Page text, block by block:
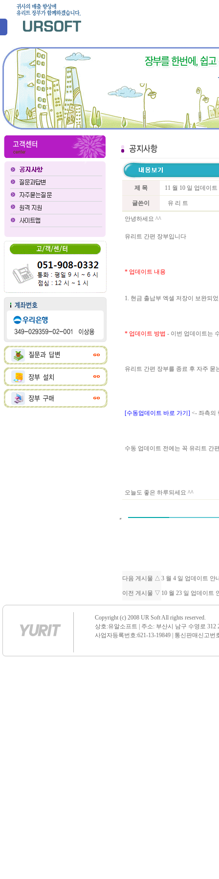
제 목 11 월 10 일 업데이
글쓴이 유 리 트
안녕하세요 ^^
유리트 간편 장부입니다
* 업데이트 내용
1. 현금 출납부 엑셀 저장이 보완되
* 업데이트 방법 - 이번 업데이트는
유리트 간편 장부를 종료 후 자주
[수동업데이트 바로 가기] <- 좌측의
수동 업데이트 전에는 꼭 유리트 간
오늘도 좋은 하루되세요 ^^
다음 게시물 △ 3 월 4 일 업데이트 안
이전 게시물 ▽ 10 월 23 일 업데이트
Copyright (c) 2008 UR Soft All rights reserved.
상호:유알소프트 | 주소: 부산시 남구 수영로 312
사업자등록번호:621-13-19849 | 통신판매신고번